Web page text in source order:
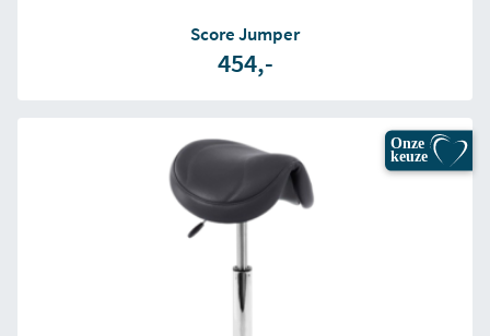
Score Jumper
454,-
Onze
keuze